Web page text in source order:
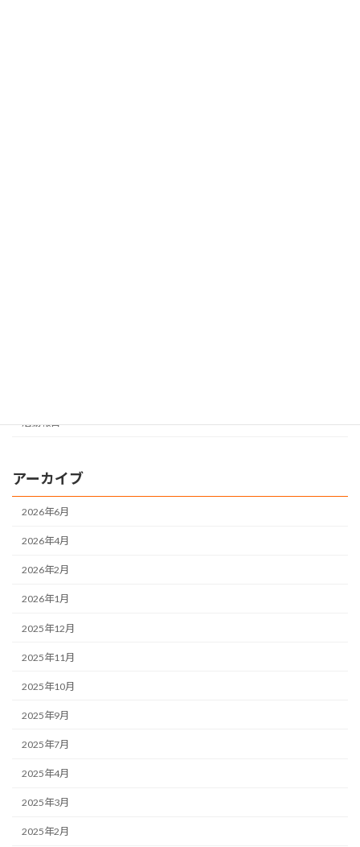
活動報告
アーカイブ
2026年6月
2026年4月
2026年2月
2026年1月
2025年12月
2025年11月
2025年10月
2025年9月
2025年7月
2025年4月
2025年3月
2025年2月